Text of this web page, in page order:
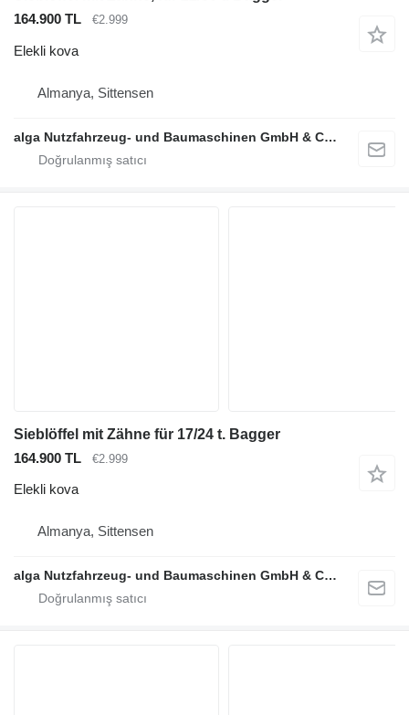
164.900 TL
€2.999
Elekli kova
Almanya, Sittensen
alga Nutzfahrzeug- und Baumaschinen GmbH & Co. KG
Sieblöffel mit Zähne für 17/24 t. Bagger
164.900 TL
€2.999
Elekli kova
Almanya, Sittensen
alga Nutzfahrzeug- und Baumaschinen GmbH & Co. KG